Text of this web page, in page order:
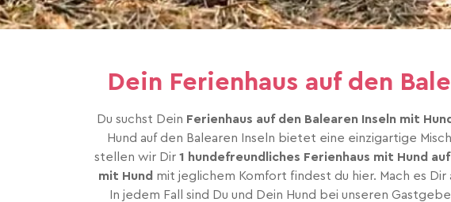
Dein Ferienhaus auf den
Du suchst Dein Ferienhaus auf den Balearen Inseln mit Hund
Hund auf den Balearen Inseln bietet eine einzigartige
stellen wir Dir 1 hundefreundliches Ferienhaus mit Hund
mit Hund mit jeglichem Komfort findest du hier. Mach es
In jedem Fall sind Du und Dein Hund bei unseren